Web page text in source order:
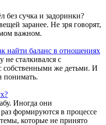
сучка и задоринки?
заранее. Не зря говорят,
важном.
найти баланс в отношениях
не сталкивался с
собственными же детьми. И
понимать.
Иногда они
формируются в процессе
которые не принято